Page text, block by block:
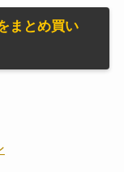
まとめ買い